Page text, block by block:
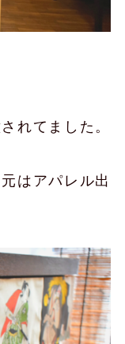
れてました。
はアパレル出